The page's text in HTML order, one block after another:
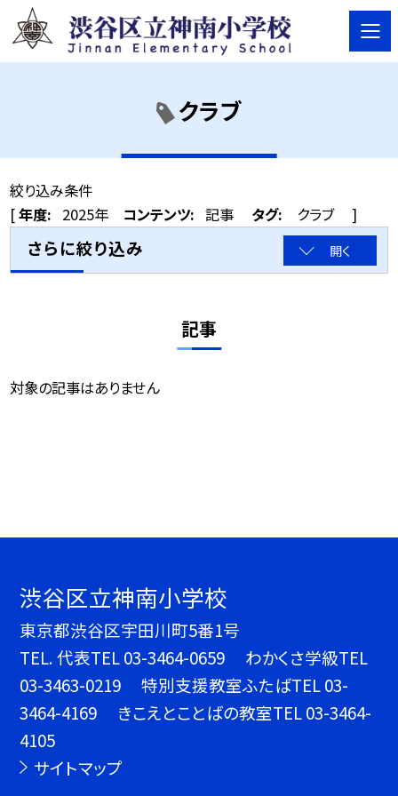
クラブ
絞り込み条件
[年度: 2025年 コンテンツ: 記事 タグ: クラブ ]
さらに絞り込み 開く
記事
対象の記事はありません
渋谷区立神南小学校
東京都渋谷区宇田川町5番1号
TEL.代表TEL 03-3464-0659 わかくさ学級TEL
03-3463-0219 特別支援教室ふたばTEL 03-
3464-4169 きこえとことばの教室TEL 03-3464-
4105
サイトマップ